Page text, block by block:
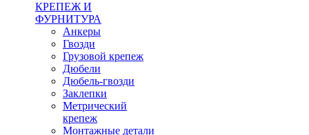
КРЕПЕЖ И
ФУРНИТУРА
Анкеры
Гвозди
Грузовой крепеж
Дюбели
Дюбель-гвозди
Заклепки
Метрический
крепеж
Монтажные детали